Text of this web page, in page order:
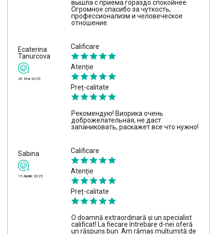
вышла с приема гораздо спокойнее.
Огромное спасибо за чуткость,
профессионализм и человеческое
отношение.
Ecaterina
Tanurcova
26 Mai 2025
Calificare
Atenție
Preț-calitate
Рекомендую! Виорика очень
доброжелательная, не даст
запаниковать, раскажет все что нужно!
Sabina
15 Aprilie 2025
Calificare
Atenție
Preț-calitate
O doamnă extraordinară și un specialist
calificat! La fiecare întrebare d-nei oferă
un răspuns bun. Am rămas mulțumită de